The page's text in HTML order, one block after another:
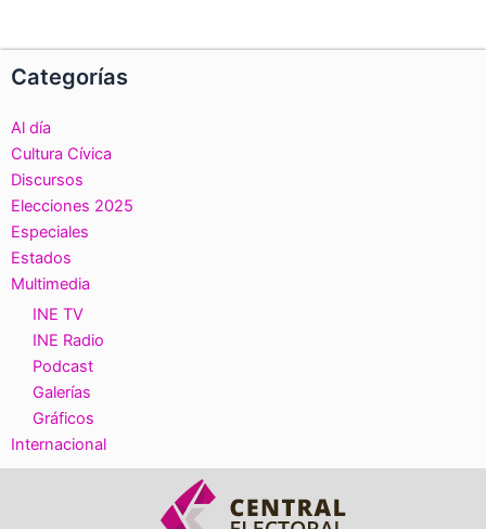
Categorías
Al día
Cultura Cívica
Discursos
Elecciones 2025
Especiales
Estados
Multimedia
INE TV
INE Radio
Podcast
Galerías
Gráficos
Internacional